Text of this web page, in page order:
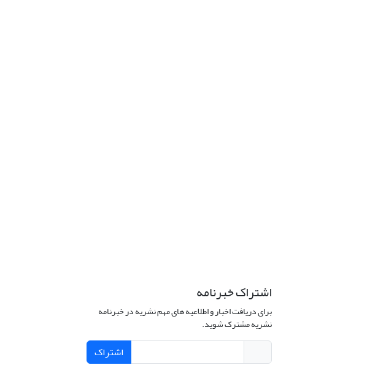
اشتراک خبرنامه
برای دریافت اخبار و اطلاعیه های مهم نشریه در خبرنامه
نشریه مشترک شوید.
اشتراک